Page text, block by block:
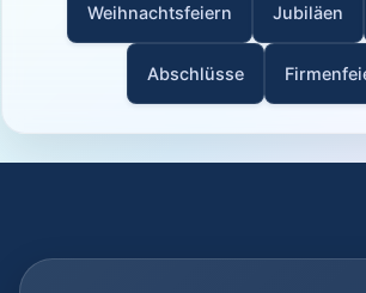
Weihnachtsfeiern Jubiläen
Abschlüsse